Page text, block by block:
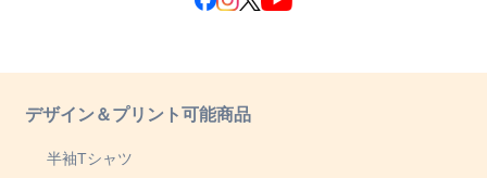
デザイン＆プリント可能商品
半袖Tシャツ